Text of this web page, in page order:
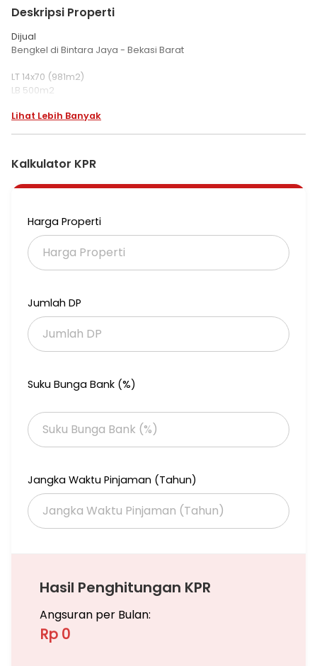
Deskripsi Properti
Dijual
Bengkel di Bintara Jaya - Bekasi Barat
LT 14x70 (981m2)
LB 500m2
PAM
Hadap barat
Zona komersil
Row jalan 5m,
Hrg 13M (nego)
#OLM2
Lihat Lebih Banyak
Kalkulator KPR
Harga Properti
Jumlah DP
Suku Bunga Bank (%)
Jangka Waktu Pinjaman (Tahun)
Hasil Penghitungan KPR
Angsuran per Bulan:
Rp 0